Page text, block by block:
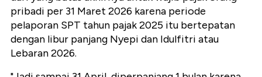
pribadi per 31 Maret 2026 karena periode
pelaporan SPT tahun pajak 2025 itu bertepatan
dengan libur panjang Nyepi dan Idulfitri atau
Lebaran 2026.